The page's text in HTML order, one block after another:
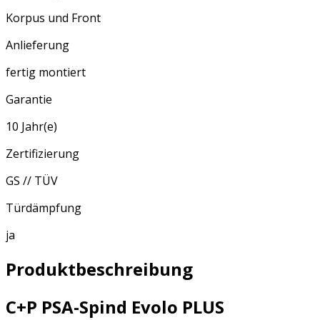
Korpus und Front
Anlieferung
fertig montiert
Garantie
10 Jahr(e)
Zertifizierung
GS // TÜV
Türdämpfung
ja
Produktbeschreibung
C+P PSA-Spind Evolo PLUS